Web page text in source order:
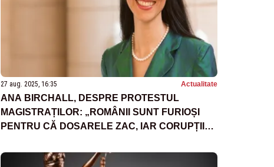
27 aug. 2025, 16:35 Actualitate
ANA BIRCHALL, DESPRE PROTESTUL
MAGISTRAȚILOR: „ROMÂNII SUNT FURIOȘI
PENTRU CĂ DOSARELE ZAC, IAR CORUPȚII